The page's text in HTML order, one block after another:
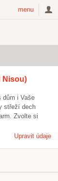
menu
Nisou)
dům i Vaše
střeží dech
Zvolte si
Upravit údaje